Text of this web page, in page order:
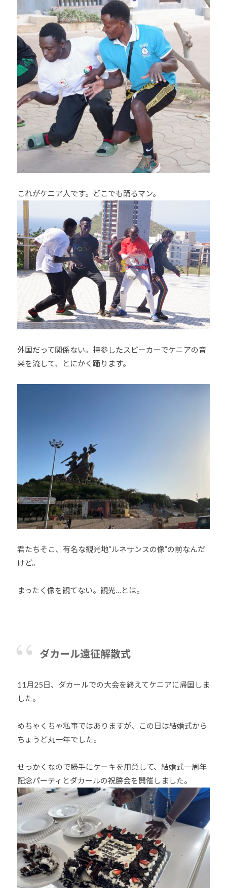
これがケニア人です。どこでも踊るマン。
外国だって関係ない。持参したスピーカーでケニアの音
楽を流して、とにかく踊ります。
君たちそこ、有名な観光地“ルネサンスの像”の前なんだ
けど。
まったく像を観てない。観光…とは。
ダカール遠征解散式
11月25日、ダカールでの大会を終えてケニアに帰国しま
した。
めちゃくちゃ私事ではありますが、この日は結婚式から
ちょうど丸一年でした。
せっかくなので勝手にケーキを用意して、結婚式一周年
記念パーティとダカールの祝勝会を開催しました。